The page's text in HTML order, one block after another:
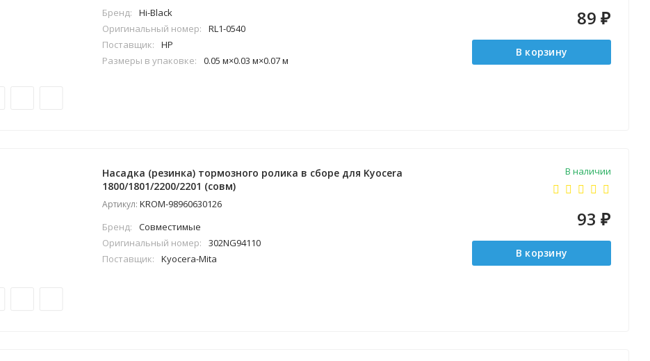
Бренд:
Hi-Black
Оригинальный номер:
RL1-0540
Поставщик:
HP
Размеры в упаковке:
0.05 м×0.03 м×0.07 м
89 ₽
В корзину
Насадка (резинка) тормозного ролика в сборе для Kyocera
1800/1801/2200/2201 (совм)
Артикул: KROM-98960630126
Бренд:
Совместимые
Оригинальный номер:
302NG94110
Поставщик:
Kyocera-Mita
В наличии
93 ₽
В корзину